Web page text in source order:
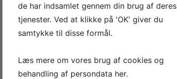
de har indsamlet gennem din brug af deres
tjenester. Ved at klikke på 'OK' giver du
samtykke til disse formål.
Læs mere om vores brug af cookies og
behandling af persondata her.